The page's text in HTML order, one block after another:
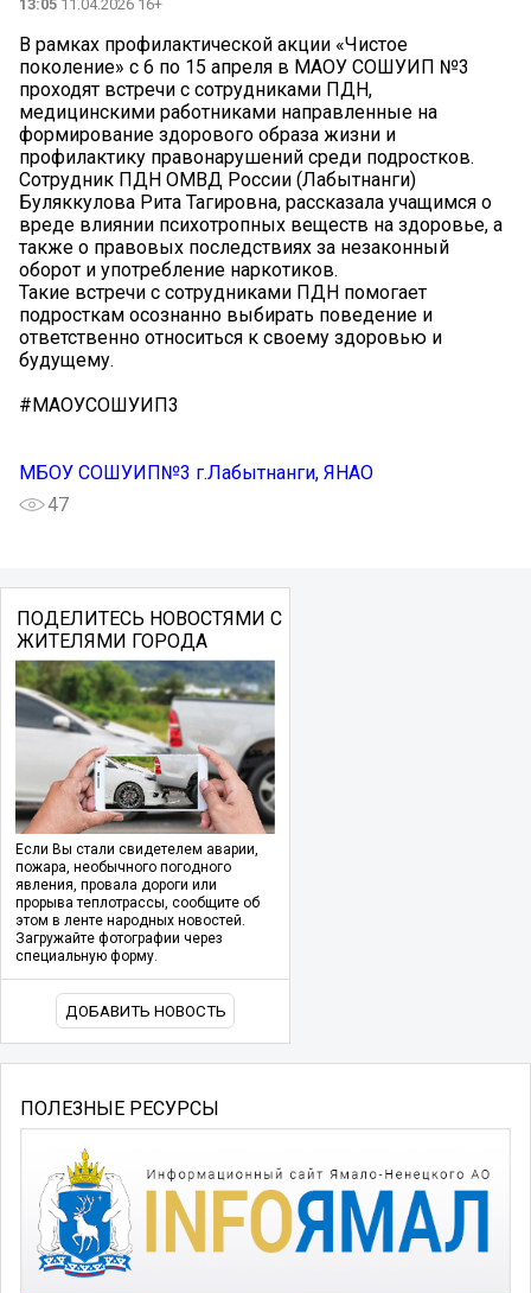
13:05 11.04.2026 16+
В рамках профилактической акции «Чистое
поколение» с 6 по 15 апреля в МАОУ СОШУИП №3
проходят встречи с сотрудниками ПДН,
медицинскими работниками направленные на
формирование здорового образа жизни и
профилактику правонарушений среди подростков.
Сотрудник ПДН ОМВД России (Лабытнанги)
Буляккулова Рита Тагировна, рассказала учащимся о
вреде влиянии психотропных веществ на здоровье, а
также о правовых последствиях за незаконный
оборот и употребление наркотиков.
Такие встречи с сотрудниками ПДН помогает
подросткам осознанно выбирать поведение и
ответственно относиться к своему здоровью и
будущему.
#МАОУСОШУИП3
МБОУ СОШУИП№3 г.Лабытнанги, ЯНАО
47
ПОДЕЛИТЕСЬ НОВОСТЯМИ С
ЖИТЕЛЯМИ ГОРОДА
Если Вы стали свидетелем аварии,
пожара, необычного погодного
явления, провала дороги или
прорыва теплотрассы, сообщите об
этом в ленте народных новостей.
Загружайте фотографии через
специальную форму.
ДОБАВИТЬ НОВОСТЬ
ПОЛЕЗНЫЕ РЕСУРСЫ